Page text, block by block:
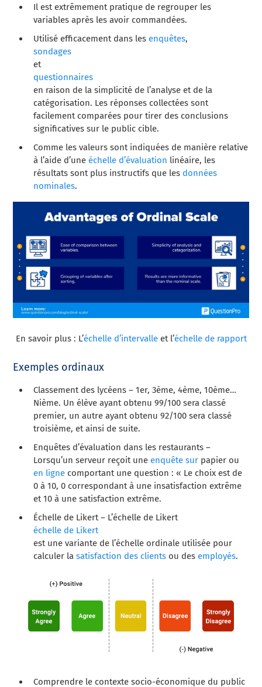
Il est extrêmement pratique de regrouper les
variables après les avoir commandées.
Utilisé efficacement dans les enquêtes,
sondages
et
questionnaires
en raison de la simplicité de l’analyse et de la
catégorisation. Les réponses collectées sont
facilement comparées pour tirer des conclusions
significatives sur le public cible.
Comme les valeurs sont indiquées de manière relative
à l’aide d’une échelle d’évaluation linéaire, les
résultats sont plus instructifs que les données
nominales.
En savoir plus : L’échelle d’intervalleet l’échelle de rapport
Exemples ordinaux
Classement des lycéens – 1er, 3ème, 4ème, 10ème…
Nième. Un élève ayant obtenu 99/100 sera classé
premier, un autre ayant obtenu 92/100 sera classé
troisième, et ainsi de suite.
Enquêtes d’évaluation dans les restaurants –
Lorsqu’un serveur reçoit une enquête sur papier ou
en ligne comportant une question : « Le choix est de
0 à 10, 0 correspondant à une insatisfaction extrême
et 10 à une satisfaction extrême.
Échelle de Likert – L’échelle de Likert
échelle de Likert
est une variante de l’échelle ordinale utilisée pour
calculer lasatisfaction des clients ou des employés.
Comprendre le contexte socio-économique du public